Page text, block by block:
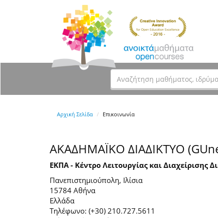
Αρχική Σελίδα Επικοινωνία
ΑΚΑΔΗΜΑΪΚΟ ΔΙΑΔΙΚΤΥΟ
ΕΚΠΑ - Κέντρο Λειτουργίας και Διαχείρισης
Πανεπιστημιούπολη, Ιλίσια
15784 Αθήνα
Ελλάδα
Τηλέφωνο: (+30) 210.727.5611